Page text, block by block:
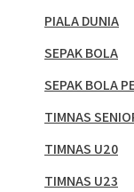
PIALA DUNIA
SEPAK BOLA
SEPAK BOLA
TIMNAS
TIMNAS U20
TIMNAS U23